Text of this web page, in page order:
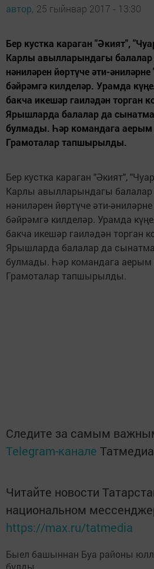
автор, 25 гыйнвар 2017 - 13:30
Бер кустка караган "Әкият",
Карлы авылларындагы
нәниләрен йөртүче әти-
бәйрәмгә килделәр. Урамда
бакча икешәр гаиләдән торган
Ярышларда балалар да
булмады. Һәр командага аерым
Грамоталар тапшырылды.
Бер кустка караган "Әкият",
Карлы авылларындагы балалар
нәниләрен йөртүче әти-
бәйрәмгә килделәр. Урамда
бакча икешәр гаиләдән торган
Ярышларда балалар да
булмады. Һәр командага аерым
Грамоталар тапшырылды.
Следите за самым
Telegram-канале Татмедиа
Читайте новости
национальном
https://max.ru/tatmedia
Быел башыннан Буа районы